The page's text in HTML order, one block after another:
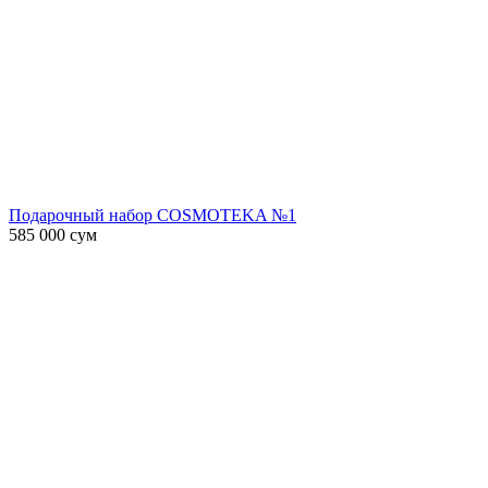
Подарочный набор COSMOTEKA №1
585 000 сум